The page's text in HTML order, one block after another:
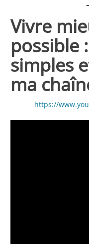
Vivre
possible
simples
ma
https://